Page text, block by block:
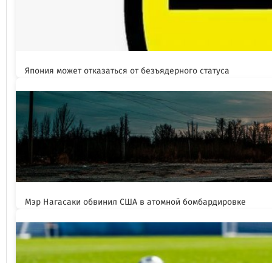
Япония может отказаться от безъядерного статуса
Мэр Нагасаки обвинил США в атомной бомбардировке